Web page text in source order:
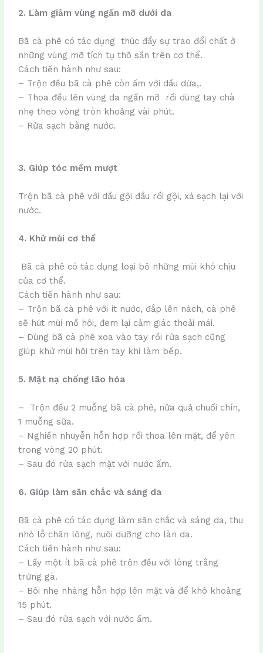
2. Làm giảm vùng ngấn mỡ dưới da
Bã cà phê có tác dụng thúc đẩy sự trao đổi chất ở
những vùng mỡ tích tụ thô sần trên cơ thể.
Cách tiến hành như sau:
– Trộn đều bã cà phê còn ấm với dầu dừa,.
– Thoa đều lên vùng da ngấn mỡ rồi dùng tay chà
nhẹ theo vòng tròn khoảng vài phút.
– Rửa sạch bằng nước.
3. Giúp tóc mềm mượt
Trộn bã cà phê với dầu gội đầu rồi gội, xả sạch lại với
nước.
4. Khử mùi cơ thể
Bã cà phê có tác dụng loại bỏ những mùi khó chịu
của cơ thể.
Cách tiến hành như sau:
– Trộn bã cà phê với ít nước, đắp lên nách, cà phê
sẽ hút mùi mồ hôi, đem lại cảm giác thoải mái.
– Dùng bã cà phê xoa vào tay rồi rửa sạch cũng
giúp khử mùi hôi trên tay khi làm bếp.
5. Mặt nạ chống lão hóa
– Trộn đều 2 muỗng bã cà phê, nửa quả chuối chín,
1 muỗng sữa.
– Nghiền nhuyễn hỗn hợp rồi thoa lên mặt, để yên
trong vòng 20 phút.
– Sau đó rửa sạch mặt với nước ấm.
6. Giúp làm săn chắc và sáng da
Bã cà phê có tác dụng làm săn chắc và sáng da, thu
nhỏ lỗ chân lông, nuôi dưỡng cho làn da.
Cách tiến hành như sau:
– Lấy một ít bã cà phê trộn đều với lòng trắng
trứng gà.
– Bôi nhẹ nhàng hỗn hợp lên mặt và để khô khoảng
15 phút.
– Sau đó rửa sạch với nước ấm.